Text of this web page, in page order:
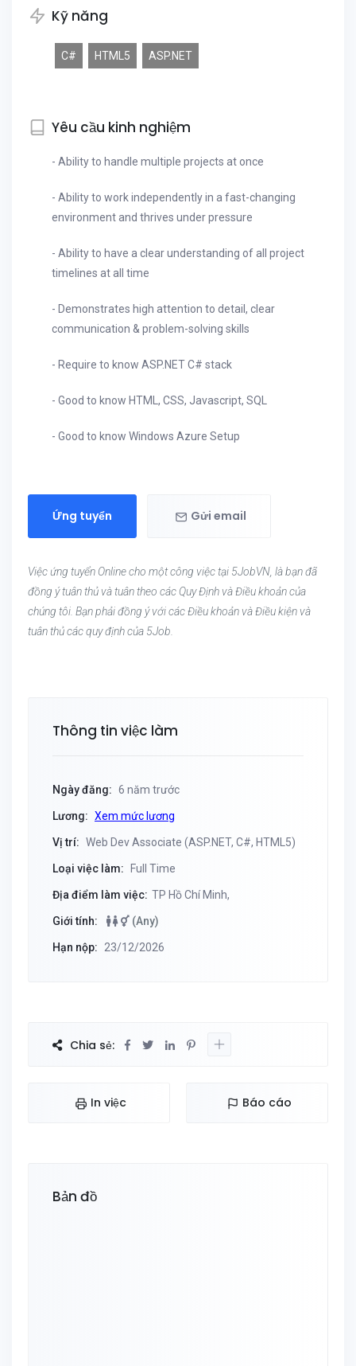
Kỹ năng
C# HTML5 ASP.NET
Yêu cầu kinh nghiệm
- Ability to handle multiple projects at once
- Ability to work independently in a fast-changing
environment and thrives under pressure
- Ability to have a clear understanding of all project
timelines at all time
- Demonstrates high attention to detail, clear
communication & problem-solving skills
- Require to know ASP.NET C# stack
- Good to know HTML, CSS, Javascript, SQL
- Good to know Windows Azure Setup
Ứng tuyển Gửi email
Việc ứng tuyển Online cho một công việc tại 5JobVN, là bạn đã
đồng ý tuân thủ và tuân theo các Quy Định và Điều khoản của
chúng tôi. Bạn phải đồng ý với các Điều khoản và Điều kiện và
tuân thủ các quy định của 5Job.
Thông tin việc làm
Ngày đăng: 6 năm trước
Lương: Xem mức lương
Vị trí: Web Dev Associate (ASP.NET, C#, HTML5)
Loại việc làm: Full Time
Địa điểm làm việc: TP Hồ Chí Minh,
Giới tính: (Any)
Hạn nộp: 23/12/2026
Chia sẻ:
In việc Báo cáo
Bản đồ